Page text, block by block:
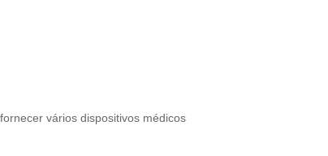
vários dispositivos médicos